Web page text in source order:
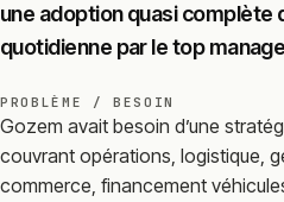
une adoption quasi complète
quotidienne par le top
PROBLÈME / BESOIN
Gozem avait besoin d’une
couvrant opérations, logistique,
commerce, financement